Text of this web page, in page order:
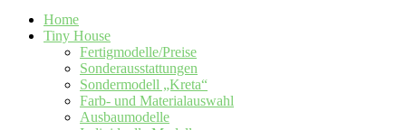
Home
Tiny House
Fertigmodelle/Preise
Sonderausstattungen
Sondermodell „Kreta“
Farb- und Materialauswahl
Ausbaumodelle